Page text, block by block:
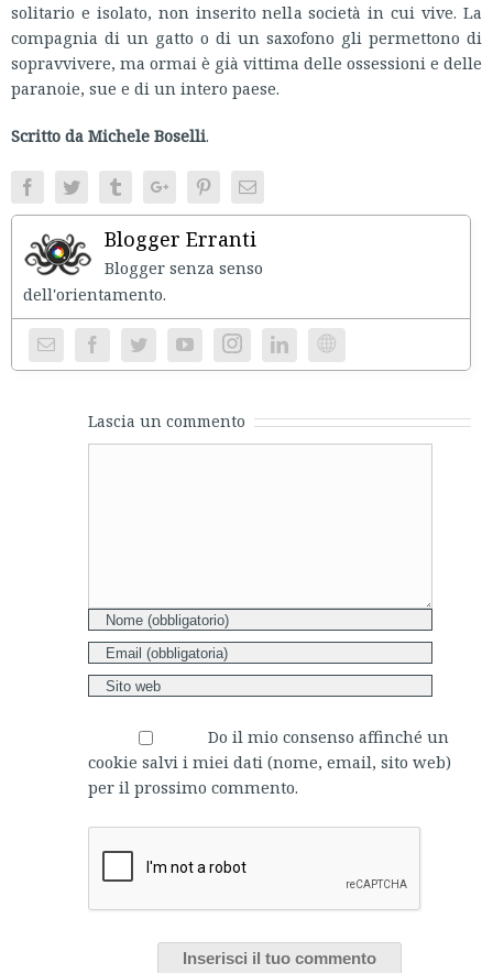
solitario e isolato, non inserito nella società in cui vive. La
compagnia di un gatto o di un saxofono gli permettono di
sopravvivere, ma ormai è già vittima delle ossessioni e delle
paranoie, sue e di un intero paese.
Scritto da Michele Boselli.
FacebookTwitter TumblrGoogle+PinterestEmail
Blogger Erranti
Blogger senza senso
Instagram Website
Lascia un commento
Do il mio consenso affinché un
cookie salvi i miei dati (nome, email, sito web)
per il prossimo commento.